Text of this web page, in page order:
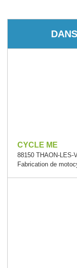
CYCLE ME
88150 THAON-LES-
Fabrication de